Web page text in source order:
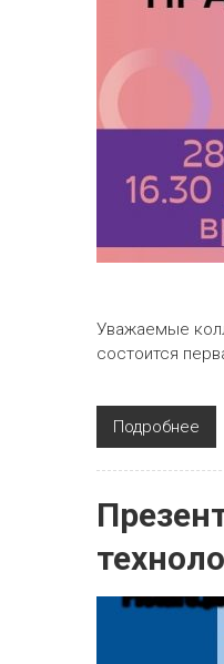
Уважаемые
состоится
Подробнее